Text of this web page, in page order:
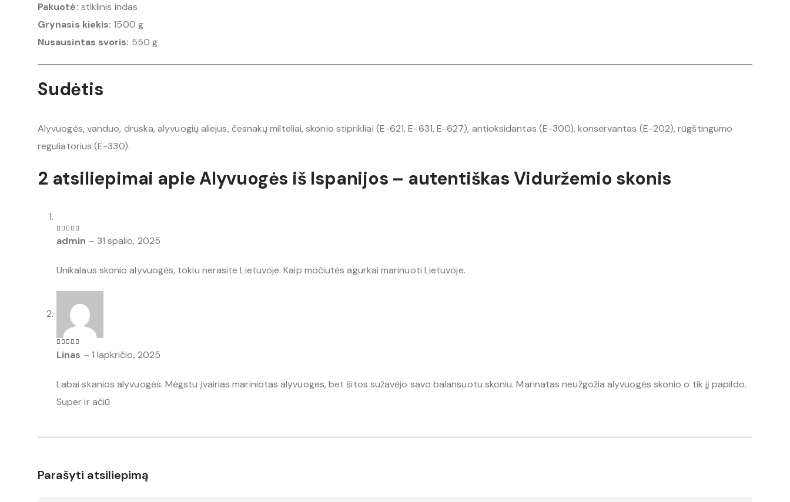
Pakuotė: stiklinis indas
Grynasis kiekis: 1500 g
Nusausintas svoris: 550 g
Sudėtis
Alyvuogės, vanduo, druska, alyvuogių aliejus, česnakų milteliai, skonio stiprikliai (E-621, E-631, E-627), antioksidantas (E-300), konservantas (E-202), rūgštingumo
reguliatorius (E-330).
2 atsiliepimai apieAlyvuogės iš Ispanijos – autentiškas Viduržemio skonis
5iš 5
admin – 31 spalio, 2025
Unikalaus skonio alyvuogės, tokiu nerasite Lietuvoje. Kaip močiutės agurkai marinuoti Lietuvoje.
5 iš 5
Linas – 1 lapkričio, 2025
Labai skanios alyvuogės. Mėgstu įvairias mariniotas alyvuoges, bet šitos sužavėjo savo balansuotu skoniu. Marinatas neužgožia alyvuogės skonio o tik jį papildo.
Super ir ačiū
Parašyti atsiliepimą